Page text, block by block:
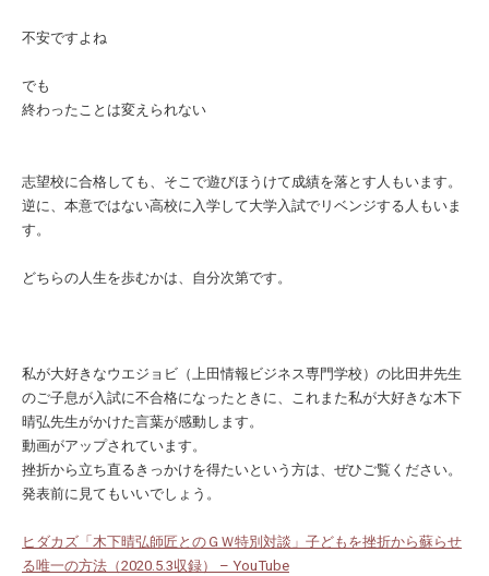
不安ですよね
でも
終わったことは変えられない
志望校に合格しても、そこで遊びほうけて成績を落とす人もいます。
逆に、本意ではない高校に入学して大学入試でリベンジする人もいま
す。
どちらの人生を歩むかは、自分次第です。
私が大好きなウエジョビ（上田情報ビジネス専門学校）の比田井先生
のご子息が入試に不合格になったときに、これまた私が大好きな木下
晴弘先生がかけた言葉が感動します。
動画がアップされています。
挫折から立ち直るきっかけを得たいという方は、ぜひご覧ください。
発表前に見てもいいでしょう。
ヒダカズ「木下晴弘師匠とのＧＷ特別対談」子どもを挫折から蘇らせ
る唯一の方法（2020.5.3収録） – YouTube